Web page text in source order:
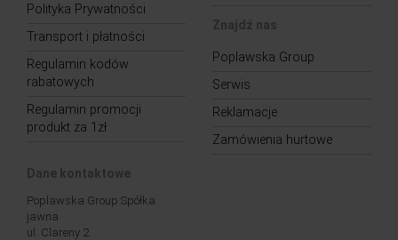
Polityka Prywatności
Transport i płatności
Regulamin kodów
rabatowych
Regulamin promocji
produkt za 1zł
Znajdź nas
Poplawska Group
Serwis
Reklamacje
Zamówienia hurtowe
Dane kontaktowe
Poplawska Group Spółka
jawna
ul. Clareny 2